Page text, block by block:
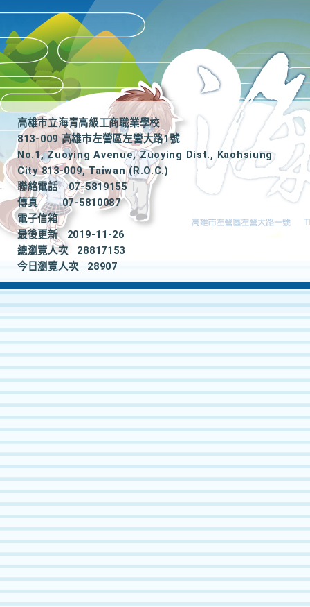
高雄市立海青高級工商職業學校
813-009 高雄市左營區左營大路1號
No.1, Zuoying Avenue, Zuoying Dist., Kaohsiung
City 813-009, Taiwan (R.O.C.)
聯絡電話
07-5819155
|
傳真
07-5810087
電子信箱
最後更新
2019-11-26
總瀏覽人次
28817153
今日瀏覽人次
28907